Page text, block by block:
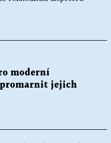
moderní
promarnit jejich